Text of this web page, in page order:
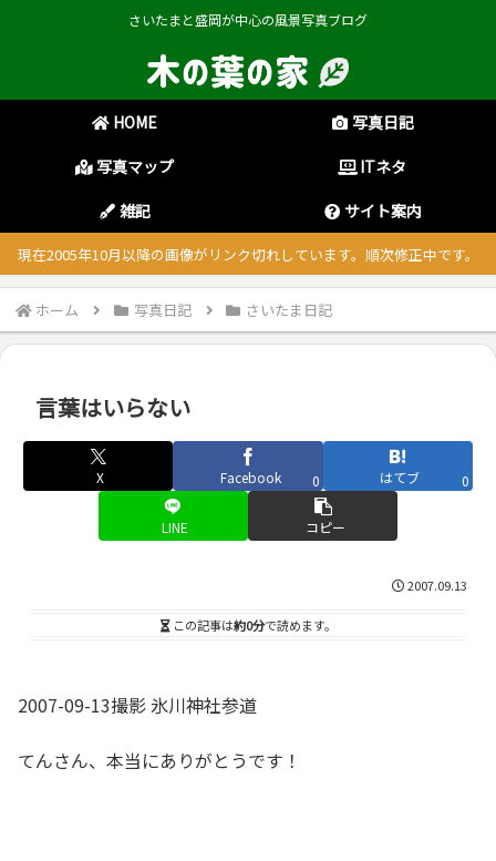
さいたまと盛岡が中心の風景写真ブログ
HOME
写真日記
写真マップ
ITネタ
雑記
サイト案内
現在2005年10月以降の画像がリンク切れしています。順次修正中です。
ホーム 写真日記 さいたま日記
言葉はいらない
X Facebook 0 はてブ 0
LINE コピー
2007.09.13
この記事は約0分で読めます。
2007-09-13撮影 氷川神社参道
てんさん、本当にありがとうです！